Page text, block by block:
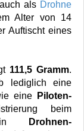
als Drohne
Alter von 14
Auftischt eines
111,5 Gramm.
lediglich eine
eine
Piloten-
beim
Ein
Drohnen-